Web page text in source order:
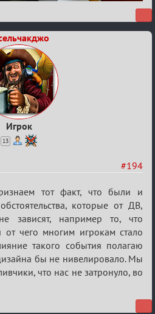
Игрок
13
#194
тот факт, что были и
которые от ДВ,
зависят, например то, что
чего многим игрокам стало
такого события полагаю
бы не нивелировало. Мы
что нас не затронуло, во